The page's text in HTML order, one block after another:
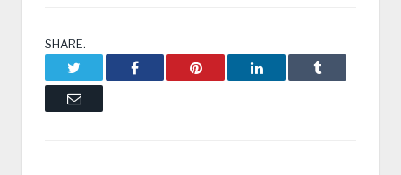
SHARE.
Facebook Pinterest LinkedIn Tumblr
Email